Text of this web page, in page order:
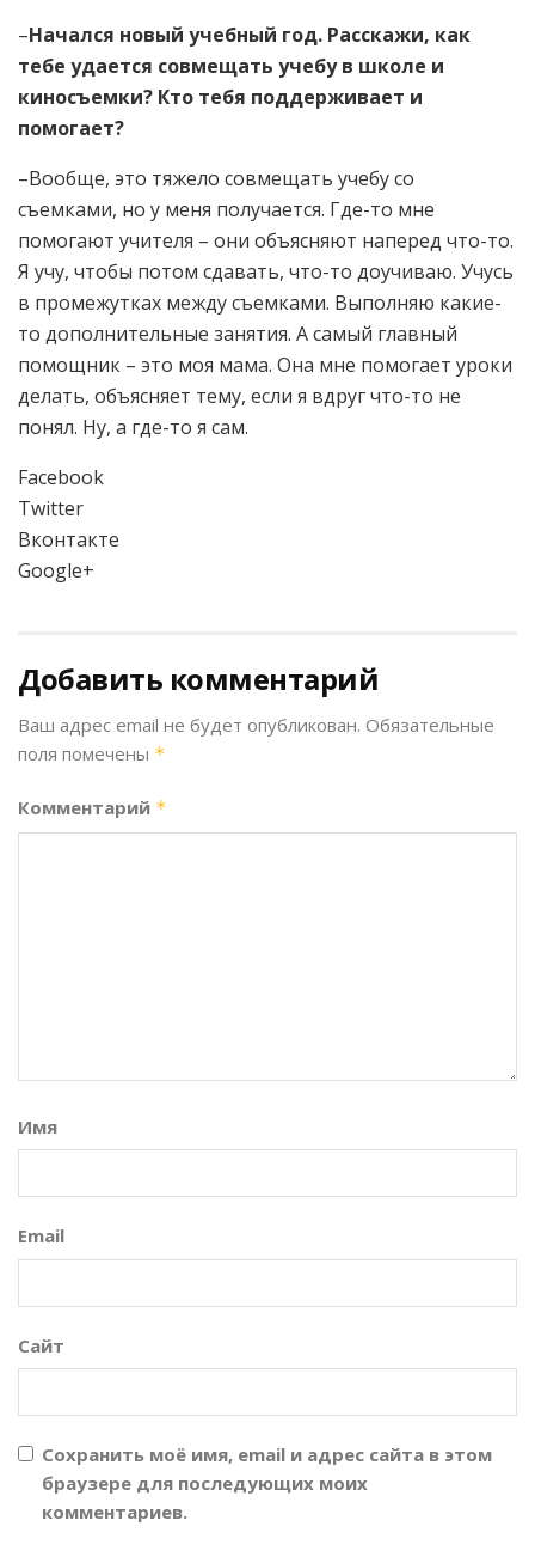
–Начался новый учебный год. Расскажи, как
тебе удается совмещать учебу в школе и
киносъемки? Кто тебя поддерживает и
помогает?
–Вообще, это тяжело совмещать учебу со
съемками, но у меня получается. Где-то мне
помогают учителя – они объясняют наперед что-то.
Я учу, чтобы потом сдавать, что-то доучиваю. Учусь
в промежутках между съемками. Выполняю какие-
то дополнительные занятия. А самый главный
помощник – это моя мама. Она мне помогает уроки
делать, объясняет тему, если я вдруг что-то не
понял. Ну, а где-то я сам.
Facebook
Twitter
Вконтакте
Google+
Добавить комментарий
Ваш адрес email не будет опубликован. Обязательные
поля помечены *
Комментарий *
Имя
Email
Сайт
Сохранить моё имя, email и адрес сайта в этом
браузере для последующих моих
комментариев.